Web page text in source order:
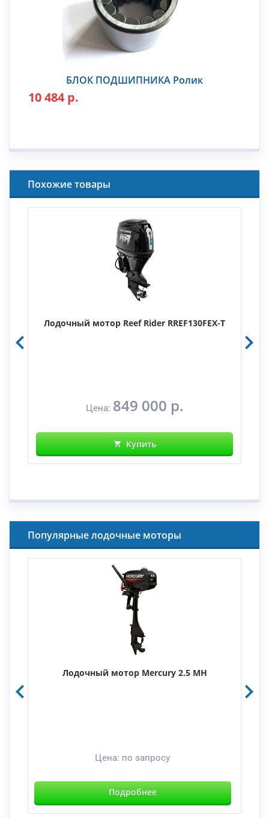
БЛОК ПОДШИПНИКА Ролик
10 484 р.
Похожие товары
Лодочный мотор Reef Rider RREF130FEX-T
Цена: 849 000 р.
Купить
Популярные лодочные моторы
Лодочный мотор Mercury 2.5 MH
Цена: по запросу
Подробнее